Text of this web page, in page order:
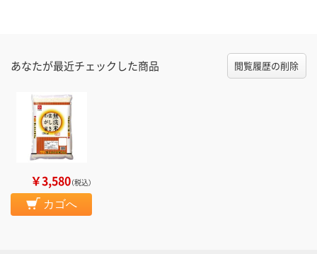
あなたが最近チェックした商品 閲覧履歴の削除
￥3,580（税込）
カゴへ